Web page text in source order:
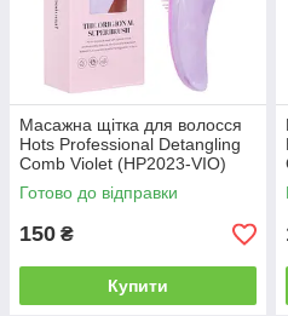
Масажна щітка для волосся
Hots Professional Detangling
Comb Violet (HP2023-VIO)
Готово до відправки
150 ₴
Купити